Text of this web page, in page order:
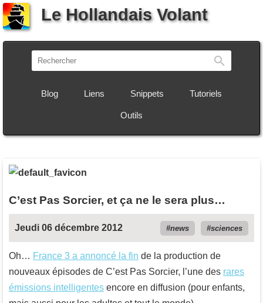
Le Hollandais Volant
Blog Liens Snippets Tutoriels
Outils
C’est Pas Sorcier, et ça ne le sera plus…
Jeudi 06 décembre 2012 news sciences
Oh… France 3 a annoncé la fin de la production de
nouveaux épisodes de C’est Pas Sorcier, l’une des rares
émissions intelligentes encore en diffusion (pour enfants,